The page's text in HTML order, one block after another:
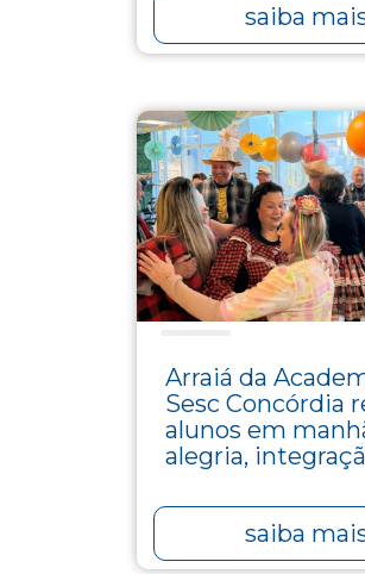
saiba
Arraiá da
Sesc Concórdia
alunos em
alegria,
saiba